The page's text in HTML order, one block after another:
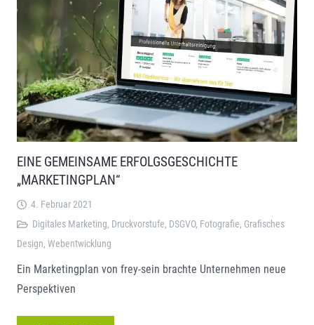
EINE GEMEINSAME ERFOLGSGESCHICHTE
„MARKETINGPLAN“
4. Februar 2021
Digitales Marketing, Druckvorstufe, DSGVO, Fotografie, Grafisches
Design, Webentwicklung
Ein Marketingplan von frey-sein brachte Unternehmen neue
Perspektiven